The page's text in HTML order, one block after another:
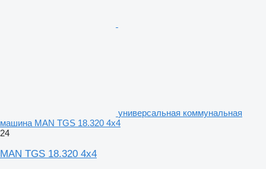
универсальная коммунальная
машина MAN TGS 18.320 4x4
24
MAN TGS 18.320 4x4